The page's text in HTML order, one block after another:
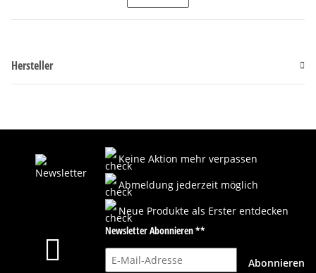
Hersteller
Keine Aktion mehr verpassen
Abmeldung jederzeit möglich
Neue Produkte als Erster entdecken
Newsletter Abonnieren **
E-Mail-Adresse
Abonnieren